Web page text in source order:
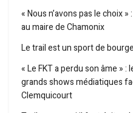
« Nous n’avons pas le choix
au maire de Chamonix
Le trail est un sport de
« Le FKT a perdu son âme » :
grands shows médiatiques
Clemquicourt